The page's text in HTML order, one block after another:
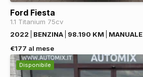
Ford Fiesta
1.1 Titanium 75cv
2022
BENZINA 98.190 KM
MANUALE
€177 al mese
Disponibile